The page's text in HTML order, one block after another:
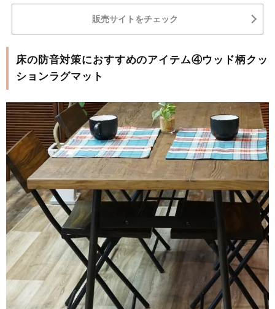
販売サイトをチェック
床の防音対策におすすめのアイテム④ウッド柄クッ
ションラグマット